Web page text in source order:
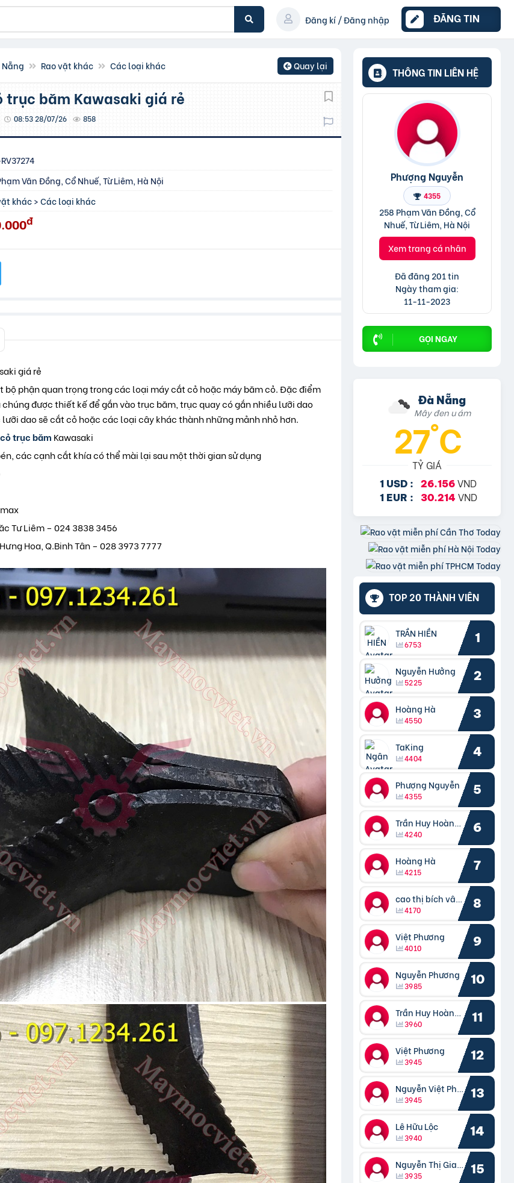
Đăng kí / Đăng nhập ĐĂNG TIN
Rao vặt khác Các loại khác Quay lại
trục băm Kawasaki giá rẻ
08:53 28/07/26 858
Văn Đồng, Cổ Nhuế, Từ Liêm, Hà Nội
khác>Các loại khác
đ
giá rẻ
bộ phận quan trọng trong các loại máy cắt cỏ hoặc máy băm cỏ. Đặc điểm
được thiết kế để gắn vào trục băm, trục quay có gắn nhiều lưỡi dao
dao sẽ cắt cỏ hoặc các loại cây khác thành những mảnh nhỏ hơn.
trục băm Kawasaki
các cạnh cắt khía có thể mài lại sau một thời gian sử dụng
Tư Liêm – 024 3838 3456
Hoa, Q.Binh Tân – 028 3973 7777
THÔNG TIN LIÊN HỆ
Phượng Nguyễn
4355
258 Phạm Văn Đồng, Cổ
Nhuế, Từ Liêm, Hà Nội
Xem trang cá nhân
Đã đăng 201 tin
Ngày tham gia:
11-11-2023
GỌI NGAY
Đà Nẵng
Mây đen u ám
27°C
TỶ GIÁ
1 USD : 26.156 VND
1 EUR : 30.214 VND
TOP 20 THÀNH VIÊN
TRẦN HIỀN
6753 1
Nguyễn Hưởng
5225 2
Hoàng Hà
4550 3
TaKing
4404 4
Phượng Nguyễn
4355 5
Trần Huy Hoàng Bắc
4240 6
Hoàng Hà
4215 7
cao thị bích vâng kiều
4170 8
Việt Phương
4010 9
Nguyễn Phương
3985 10
Trần Huy Hoàng Bắc
3960 11
Việt Phương
3945 12
Nguyễn Việt Phương
3945 13
Lê Hữu Lộc
3940 14
Nguyễn Thị Giang
3935 15